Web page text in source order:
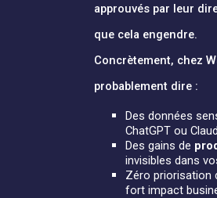
approuvés par leur
que cela engendre.
Concrètement, chez
probablement dire :
Des données
ChatGPT ou
Des gains de
invisibles dans
Zéro priorisation
fort impact